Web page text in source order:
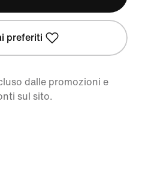
preferiti
dalle promozioni e
sul sito.